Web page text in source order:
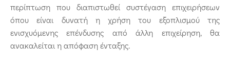
περίπτωση που διαπιστωθεί συστέγαση επιχειρήσεων
όπου είναι δυνατή η χρήση του εξοπλισμού της
ενισχυόμενης επένδυσης από άλλη επιχείρηση, θα
ανακαλείται η απόφαση ένταξης.